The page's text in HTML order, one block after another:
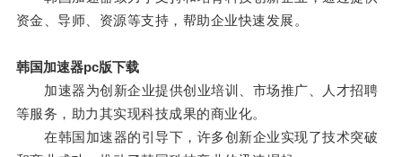
资金、导师、资源等支持，帮助企业快速发展。
韩国加速器pc版下载
加速器为创新企业提供创业培训、市场推广、人才招聘
等服务，助力其实现科技成果的商业化。
在韩国加速器的引导下，许多创新企业实现了技术突破